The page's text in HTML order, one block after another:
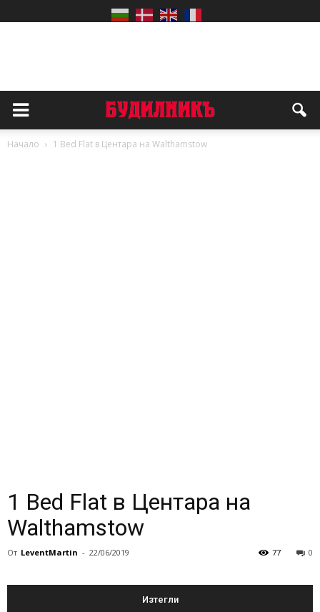
Начало 1 Bed Flat в Центара на Walthamstow
1 Bed Flat в Центара на
Walthamstow
От LeventMartin - 22/06/2019 0
77
Изтегли